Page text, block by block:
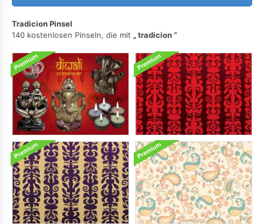
Tradicion Pinsel
140 kostenlosen Pinseln, die mit
tradicion